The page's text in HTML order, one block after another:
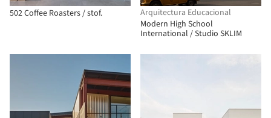
502 Coffee Roasters / stof.
Arquitectura Educacional
Modern High School
International / Studio SKLIM